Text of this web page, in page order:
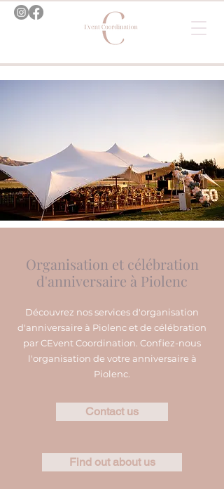
Organisation et célébration
d'anniversaire à Piolenc
Découvrez nos services d'organisation
d'anniversaire à Piolenc et de célébration
par CEvent Coordination. Confiez-nous
l'organisation de votre anniversaire à
Piolenc.
Contact us
Find out about us